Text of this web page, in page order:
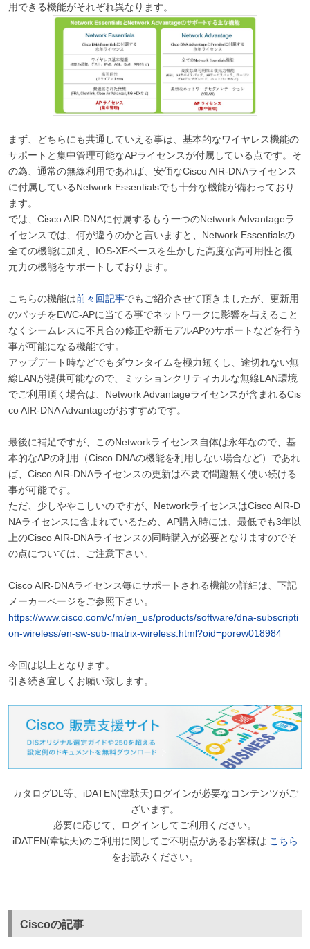
用できる機能がそれぞれ異なります。
まず、どちらにも共通していえる事は、基本的なワイヤレス機能の
サポートと集中管理可能なAPライセンスが付属している点です。そ
の為、通常の無線利用であれば、安価なCisco AIR-DNAライセンス
に付属しているNetwork Essentialsでも十分な機能が備わっており
ます。
では、Cisco AIR-DNAに付属するもう一つのNetwork Advantageラ
イセンスでは、何が違うのかと言いますと、Network Essentialsの
全ての機能に加え、IOS-XEベースを生かした高度な高可用性と復
元力の機能をサポートしております。
こちらの機能は前々回記事でもご紹介させて頂きましたが、更新用
のパッチをEWC-APに当てる事でネットワークに影響を与えること
なくシームレスに不具合の修正や新モデルAPのサポートなどを行う
事が可能になる機能です。
アップデート時などでもダウンタイムを極力短くし、途切れない無
線LANが提供可能なので、ミッションクリティカルな無線LAN環境
でご利用頂く場合は、Network Advantageライセンスが含まれるCis
co AIR-DNA Advantageがおすすめです。
最後に補足ですが、このNetworkライセンス自体は永年なので、基
本的なAPの利用（Cisco DNAの機能を利用しない場合など）であれ
ば、Cisco AIR-DNAライセンスの更新は不要で問題無く使い続ける
事が可能です。
ただ、少しややこしいのですが、NetworkライセンスはCisco AIR-D
NAライセンスに含まれているため、AP購入時には、最低でも3年以
上のCisco AIR-DNAライセンスの同時購入が必要となりますのでそ
の点については、ご注意下さい。
Cisco AIR-DNAライセンス毎にサポートされる機能の詳細は、下記
メーカーページをご参照下さい。
https://www.cisco.com/c/m/en_us/products/software/dna-subscripti
on-wireless/en-sw-sub-matrix-wireless.html?oid=porew018984
今回は以上となります。
引き続き宜しくお願い致します。
カタログDL等、iDATEN(韋駄天)ログインが必要なコンテンツがご
ざいます。
必要に応じて、ログインしてご利用ください。
iDATEN(韋駄天)のご利用に関してご不明点があるお客様は こちら
をお読みください。
Ciscoの記事